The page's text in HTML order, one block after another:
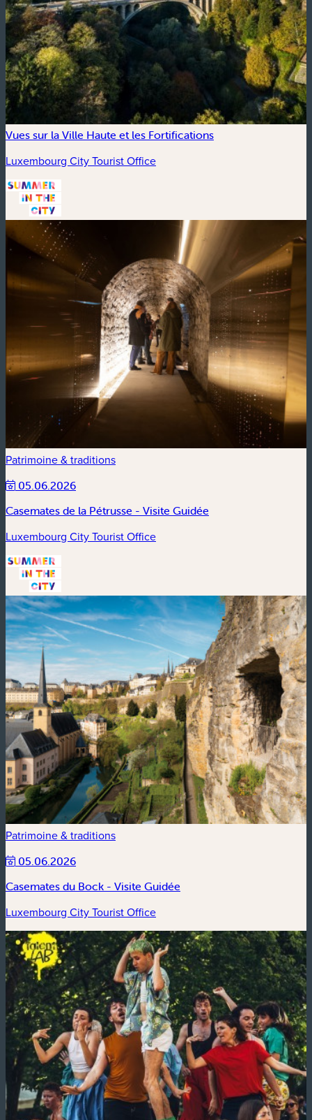
Vues sur la Ville Haute et les Fortifications
Luxembourg City Tourist Office
Patrimoine & traditions
05.06.2026
Casemates de la Pétrusse - Visite Guidée
Luxembourg City Tourist Office
Patrimoine & traditions
05.06.2026
Casemates du Bock - Visite Guidée
Luxembourg City Tourist Office